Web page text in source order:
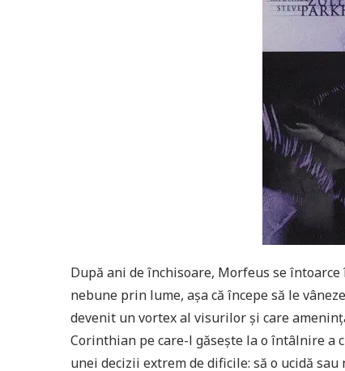
După ani de închisoare, Morfeus se
nebune prin lume, așa că începe să le
devenit un vortex al visurilor și care
Corinthian pe care-l găsește la o întâlnire
unei decizii extrem de dificile: să o ucidă